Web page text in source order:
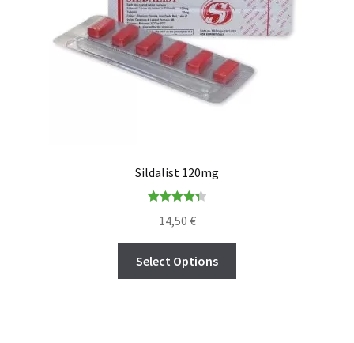
Sildalist 120mg
out of 5
14,50 €
Select Options